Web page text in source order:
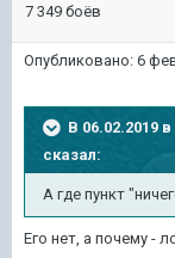
7 349 боёв
Опубликовано: 6
В 06.02.2019
сказал:
А где пункт
Его нет, а почему -